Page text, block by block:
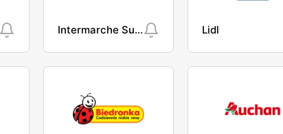
Intermarche Super Lidl